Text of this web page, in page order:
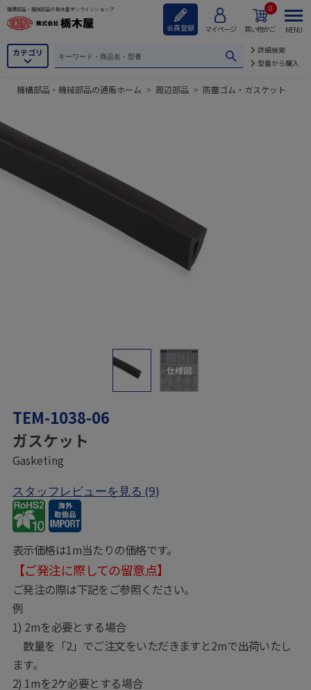
機構部品・機械部品の栃木屋オンラインショップ
会員登録 マイページ 買い物かご
0
カテゴリ
詳細検索
型番から購入
MENU
機構部品・機械部品の通販ホーム > 周辺部品 > 防塵ゴム・ガスケット
仕様図
TEM-1038-06
ガスケット
Gasketing
スタッフレビューを見る (9)
表示価格は1m当たりの価格です。
【ご発注に際しての留意点】
ご発注の際は下記をご参照ください。
例
1) 2mを必要とする場合
数量を「2」でご注文をいただきますと2mで出荷いたし
ます。
2) 1mを2ケ必要とする場合